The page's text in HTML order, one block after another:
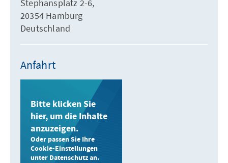
Stephansplatz 2-6,
20354 Hamburg
Deutschland
Anfahrt
Bitte klicken Sie
hier, um die Inhalte
anzuzeigen.
Oder passen Sie Ihre
Cookie-Einstellungen
unter Datenschutz an.